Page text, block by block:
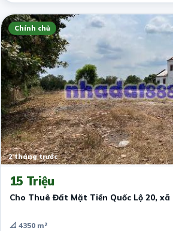
Chính chủ
2 tháng trước
15 Triệu
Cho Thuê Đất Mặt Tiền Quốc Lộ 20, xã
📐 4350 m²